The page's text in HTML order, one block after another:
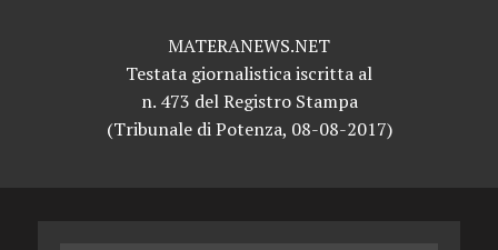
MATERANEWS.NET
Testata giornalistica iscritta al
n. 473 del Registro Stampa
(Tribunale di Potenza, 08-08-2017)